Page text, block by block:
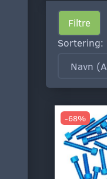
Filtre
Sortering:
-68%